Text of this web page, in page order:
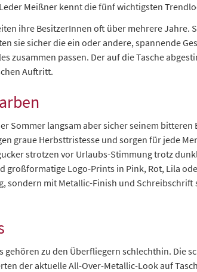
Meißner kennt die fünf wichtigsten
ihre BesitzerInnen oft über mehrere Jahre.
sie sicher die ein oder andere, spannende
zusammen passen. Der auf die Tasche
Auftritt.
Sommer langsam aber sicher seinem
graue Herbsttristesse und sorgen für jede
strotzen vor Urlaubs-Stimmung trotz
großformatige Logo-Prints in Pink, Rot, Lila
sondern mit Metallic-Finish und
gehören zu den Überfliegern schlechthin. Die
der aktuelle All-Over-Metallic-Look auf